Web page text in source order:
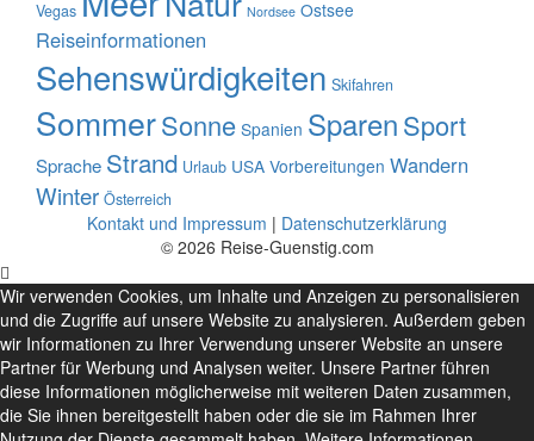
Vegas Nordsee Ostsee
Reiseinformationen
Sehenswürdigkeiten Skifahren
SommerSonne Spanien SparenSport
Sprache Strand Urlaub USA Vorbereitungen Wandern
Winter Österreich
Kontakt und Impressum | Datenschutzerklärung
© 2026 Reise-Guenstig.com
Wir verwenden Cookies, um Inhalte und Anzeigen zu personalisieren
und die Zugriffe auf unsere Website zu analysieren. Außerdem geben
wir Informationen zu Ihrer Verwendung unserer Website an unsere
Partner für Werbung und Analysen weiter. Unsere Partner führen
diese Informationen möglicherweise mit weiteren Daten zusammen,
die Sie ihnen bereitgestellt haben oder die sie im Rahmen Ihrer